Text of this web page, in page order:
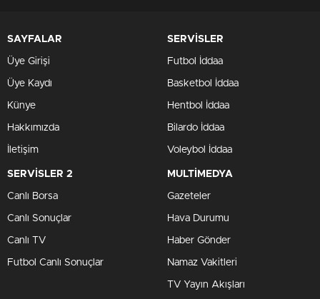
SAYFALAR
Üye Girişi
Üye Kaydı
Künye
Hakkımızda
İletişim
SERVİSLER
Futbol İddaa
Basketbol İddaa
Hentbol İddaa
Bilardo İddaa
Voleybol İddaa
SERVİSLER 2
Canlı Borsa
Canlı Sonuçlar
Canlı TV
Futbol Canlı Sonuçlar
MULTİMEDYA
Gazeteler
Hava Durumu
Haber Gönder
Namaz Vakitleri
TV Yayın Akışları